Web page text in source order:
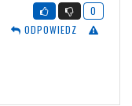
0
ODPOWIEDZ